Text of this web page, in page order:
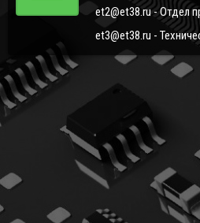
et2@et38.ru - Отдел
et3@et38.ru -